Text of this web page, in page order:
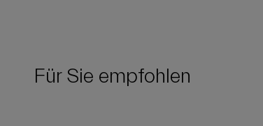
Für Sie empfohlen